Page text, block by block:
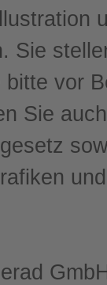
Sie
bitte vor
Sie